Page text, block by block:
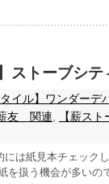
ストーブシ
タイル】ワンダーデ
薪友 関連 【薪ス
は紙見本チェック
を扱う機会が多いの